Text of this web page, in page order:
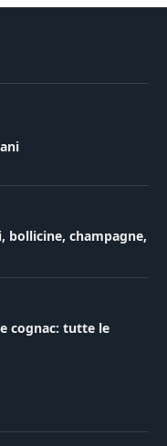
bollicine, champagne,
cognac: tutte le